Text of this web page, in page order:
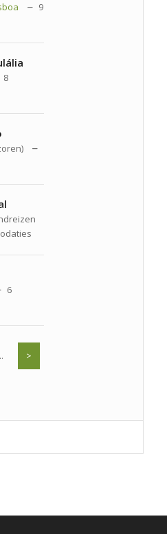
9
8
6
.. >